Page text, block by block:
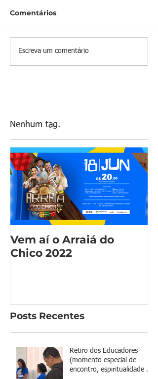
Comentários
Escreva um comentário
Nenhum tag.
Vem aí o Arraiá do
Chico 2022
Posts Recentes
Retiro dos Educadores
(momento especial de
encontro, espiritualidade e